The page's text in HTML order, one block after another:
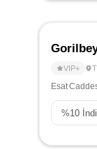
VIP+
Esat
%10